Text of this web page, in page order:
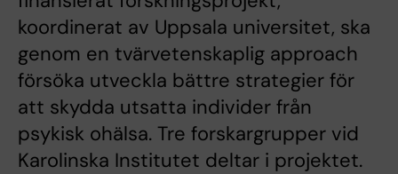
koordinerat av Uppsala universitet, ska
genom en tvärvetenskaplig approach
försöka utveckla bättre strategier för
att skydda utsatta individer från
psykisk ohälsa. Tre forskargrupper vid
Karolinska Institutet deltar i projektet.